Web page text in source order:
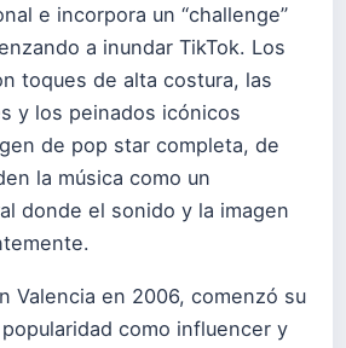
e incorpora un “challenge”
a inundar TikTok. Los
toques de alta costura, las
y los peinados icónicos
de pop star completa, de
la música como un
donde el sonido y la imagen
Valencia en 2006, comenzó su
como influencer y